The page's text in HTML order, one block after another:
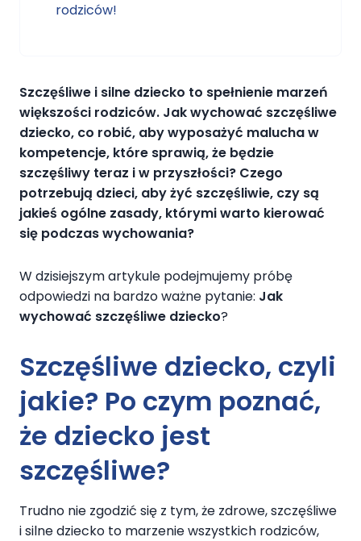
rodziców!
Szczęśliwe i silne dziecko to spełnienie marzeń
większości rodziców. Jak wychować szczęśliwe
dziecko, co robić, aby wyposażyć malucha w
kompetencje, które sprawią, że będzie
szczęśliwy teraz i w przyszłości? Czego
potrzebują dzieci, aby żyć szczęśliwie, czy są
jakieś ogólne zasady, którymi warto kierować
się podczas wychowania?
W dzisiejszym artykule podejmujemy próbę
odpowiedzi na bardzo ważne pytanie: Jak
wychować szczęśliwe dziecko?
Szczęśliwe dziecko, czyli
jakie? Po czym poznać,
że dziecko jest
szczęśliwe?
Trudno nie zgodzić się z tym, że zdrowe, szczęśliwe
i silne dziecko to marzenie wszystkich rodziców,